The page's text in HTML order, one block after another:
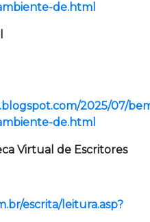
de.html
2025/07/
de.html
Virtual de Escritores
escrita/leitura.asp?